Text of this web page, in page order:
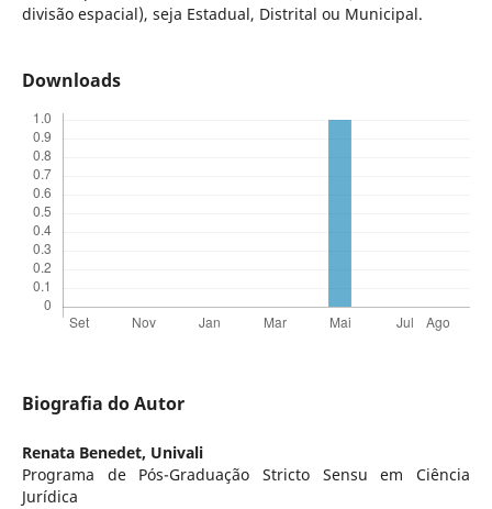
divisão espacial), seja Estadual, Distrital ou Municipal.
Downloads
Biografia do Autor
Renata Benedet, Univali
Programa de Pós-Graduação Stricto Sensu em Ciência
Jurídica